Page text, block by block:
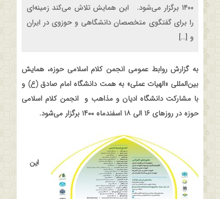
۱۴۰۰ برگزار می‌شود. این همایش تلاش می‌کند زمینه‌ای
را برای گفتگوی متخصصان دانشگاهی و حوزوی در ایران
و […]
به گزارش روابط عمومی انجمن کلام اسلامی حوزه، همایش
بین‌المللی «الهیات عملی» به همت دانشگاه امام صادق (ع) و
با مشارکت دانشگاه ادیان و مذاهب و انجمن کلام اسلامی
حوزه در روزهای ۱۶ الی ۱۸ اسفندماه ۱۴۰۰ برگزار می‌شود
.
این